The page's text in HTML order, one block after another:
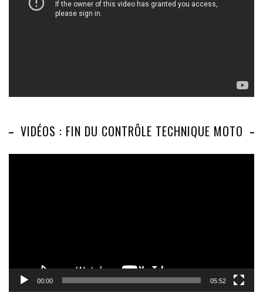
VIDÉOS : FIN DU CONTRÔLE TECHNIQUE MOTO
00:00 05:52